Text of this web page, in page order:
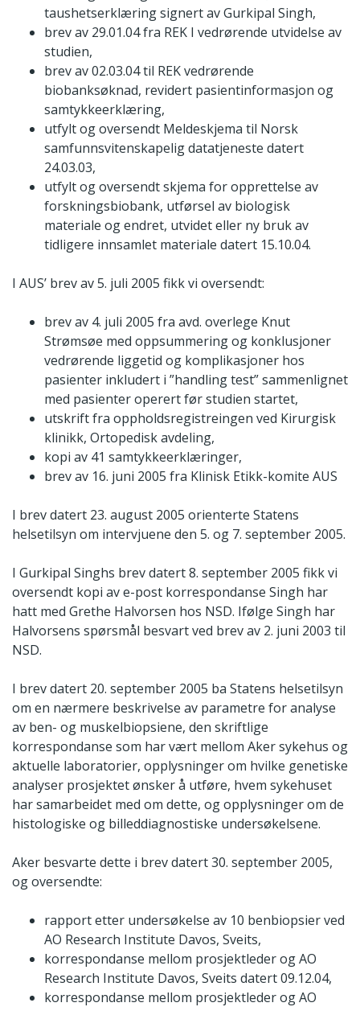
taushetserklæring signert av Gurkipal Singh,
brev av 29.01.04 fra REK I vedrørende utvidelse av
studien,
brev av 02.03.04 til REK vedrørende
biobanksøknad, revidert pasientinformasjon og
samtykkeerklæring,
utfylt og oversendt Meldeskjema til Norsk
samfunnsvitenskapelig datatjeneste datert
24.03.03,
utfylt og oversendt skjema for opprettelse av
forskningsbiobank, utførsel av biologisk
materiale og endret, utvidet eller ny bruk av
tidligere innsamlet materiale datert 15.10.04.
I AUS’ brev av 5. juli 2005 fikk vi oversendt:
brev av 4. juli 2005 fra avd. overlege Knut
Strømsøe med oppsummering og konklusjoner
vedrørende liggetid og komplikasjoner hos
pasienter inkludert i ”handling test” sammenlignet
med pasienter operert før studien startet,
utskrift fra oppholdsregistreingen ved Kirurgisk
klinikk, Ortopedisk avdeling,
kopi av 41 samtykkeerklæringer,
brev av 16. juni 2005 fra Klinisk Etikk-komite AUS
I brev datert 23. august 2005 orienterte Statens
helsetilsyn om intervjuene den 5. og 7. september 2005.
I Gurkipal Singhs brev datert 8. september 2005 fikk vi
oversendt kopi av e-post korrespondanse Singh har
hatt med Grethe Halvorsen hos NSD. Ifølge Singh har
Halvorsens spørsmål besvart ved brev av 2. juni 2003 til
NSD.
I brev datert 20. september 2005 ba Statens helsetilsyn
om en nærmere beskrivelse av parametre for analyse
av ben- og muskelbiopsiene, den skriftlige
korrespondanse som har vært mellom Aker sykehus og
aktuelle laboratorier, opplysninger om hvilke genetiske
analyser prosjektet ønsker å utføre, hvem sykehuset
har samarbeidet med om dette, og opplysninger om de
histologiske og billeddiagnostiske undersøkelsene.
Aker besvarte dette i brev datert 30. september 2005,
og oversendte:
rapport etter undersøkelse av 10 benbiopsier ved
AO Research Institute Davos, Sveits,
korrespondanse mellom prosjektleder og AO
Research Institute Davos, Sveits datert 09.12.04,
korrespondanse mellom prosjektleder og AO